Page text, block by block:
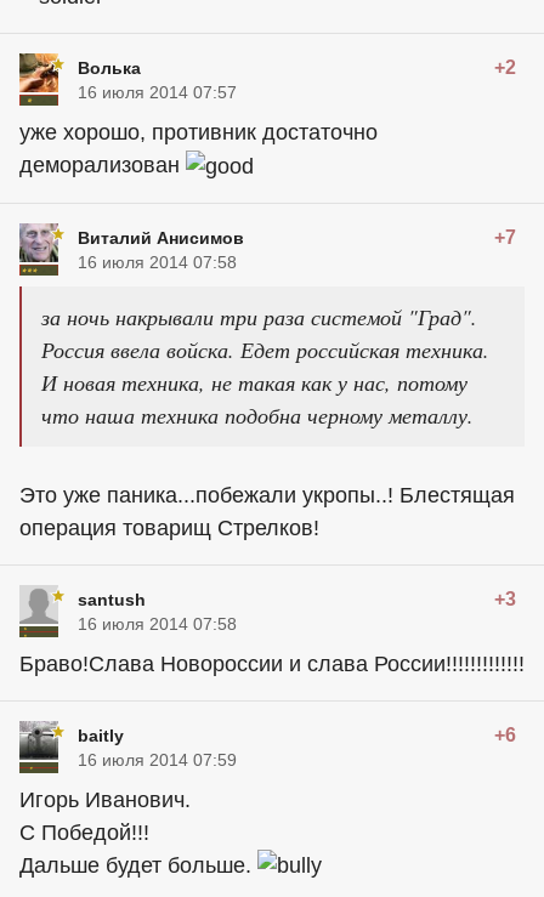
Волька +2
16 июля 2014 07:57
уже хорошо, противник достаточно
деморализован
Виталий Анисимов +7
16 июля 2014 07:58
за ночь накрывали три раза системой "Град".
Россия ввела войска. Едет российская техника.
И новая техника, не такая как у нас, потому
что наша техника подобна черному металлу.
Это уже паника...побежали укропы..! Блестящая
операция товарищ Стрелков!
santush +3
16 июля 2014 07:58
Браво!Слава Новороссии и слава России!!!!!!!!!!!!!
baitly +6
16 июля 2014 07:59
Игорь Иванович.
С Победой!!!
Дальше будет больше.